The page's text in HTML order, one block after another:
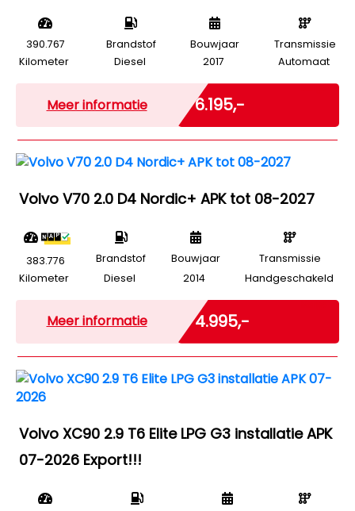
390.767
Kilometer
Brandstof
Diesel
Bouwjaar
2017
Transmissie
Automaat
Meer informatie € 6.195,-
Volvo V70 2.0 D4 Nordic+ APK tot 08-2027
383.776
Kilometer
Brandstof
Diesel
Bouwjaar
2014
Transmissie
Handgeschakeld
Meer informatie € 4.995,-
Volvo XC90 2.9 T6 Elite LPG G3 installatie APK
07-2026 Export!!!